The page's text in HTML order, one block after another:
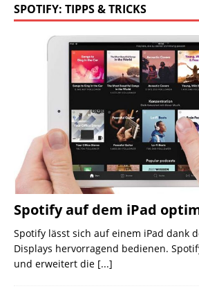
SPOTIFY: TIPPS & TRICKS
Spotify auf dem iPad
Spotify lässt sich auf einem iPad dank
Displays hervorragend bedienen.
und erweitert die [...]